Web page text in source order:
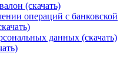
(скачать)
операций с банковской
данных (скачать)